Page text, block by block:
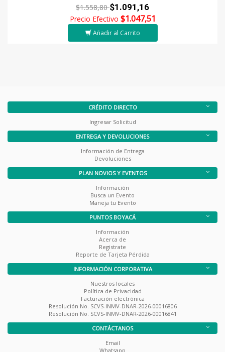
$1.558,80$1.091,16
Precio Efectivo $1.047,51
Añadir al Carrito
CRÉDITO DIRECTO
Ingresar Solicitud
ENTREGA Y DEVOLUCIONES
Información de Entrega
Devoluciones
PLAN NOVIOS Y EVENTOS
Información
Busca un Evento
Maneja tu Evento
PUNTOS BOYACÁ
Información
Acerca de
Registrate
Reporte de Tarjeta Pérdida
INFORMACIÓN CORPORATIVA
Nuestros locales
Política de Privacidad
Facturación electrónica
Resolución No. SCVS-INMV-DNAR-2026-00016806
Resolución No. SCVS-INMV-DNAR-2026-00016841
CONTÁCTANOS
Email
Whatsapp